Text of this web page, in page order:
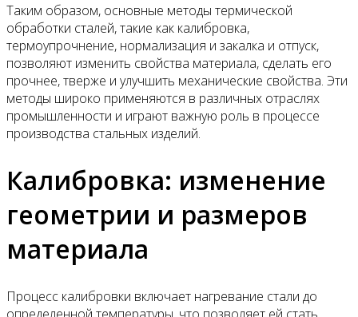
Таким образом, основные методы термической
обработки сталей, такие как калибровка,
термоупрочнение, нормализация и закалка и отпуск,
позволяют изменить свойства материала, сделать его
прочнее, тверже и улучшить механические свойства. Эти
методы широко применяются в различных отраслях
промышленности и играют важную роль в процессе
производства стальных изделий.
Калибровка: изменение
геометрии и размеров
материала
Процесс калибровки включает нагревание стали до